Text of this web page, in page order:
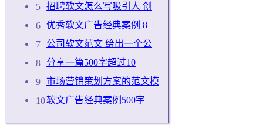
招聘软文怎么写吸引人 创
优秀软文广告经典案例 8
公司软文范文 给出一个公
分享一篇500字超过10
市场营销策划方案的范文模
软文广告经典案例500字